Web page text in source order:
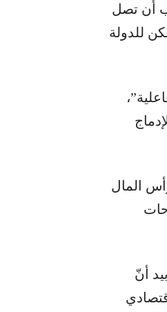
أن تصل
للدولة
المال
أنّ